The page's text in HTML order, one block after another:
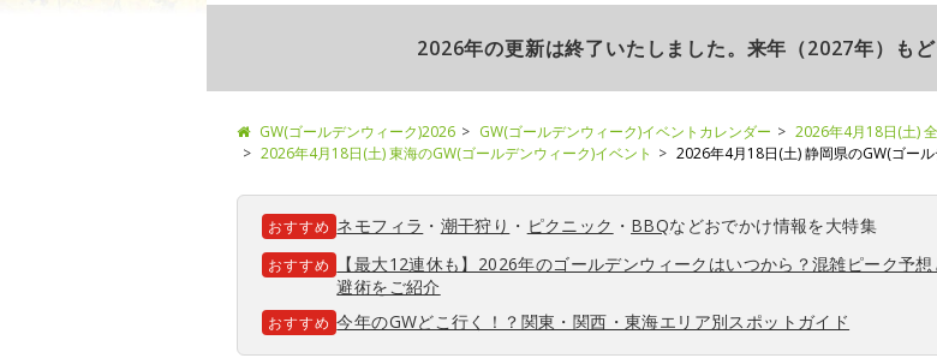
2026年の更新は終了いたしました。来年（2027年）もど
GW(ゴールデンウィーク)2026 GW(ゴールデンウィーク)イベントカレンダー
2026年4月18日(土)
2026年4月18日(土) 東海のGW(ゴールデンウィーク)イベント
2026年4月18日(土) 静岡県のGW(ゴー
おすすめ ネモフィラ ・ 潮干狩り ・ ピクニック ・ BBQなどおでかけ情報を大特集
おすすめ
【最大12連休も】2026年のゴールデンウィークはいつから？混雑ピーク予想
避術をご紹介
おすすめ 今年のGWどこ行く！？関東・関西・東海エリア別スポットガイド